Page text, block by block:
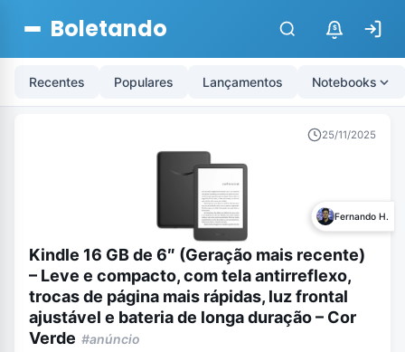
Boletando $
Recentes Populares Lançamentos Notebooks
25/11/2025
Fernando H.
Kindle 16 GB de 6″ (Geração mais recente)
– Leve e compacto, com tela antirreflexo,
trocas de página mais rápidas, luz frontal
ajustável e bateria de longa duração – Cor
Verde #anúncio